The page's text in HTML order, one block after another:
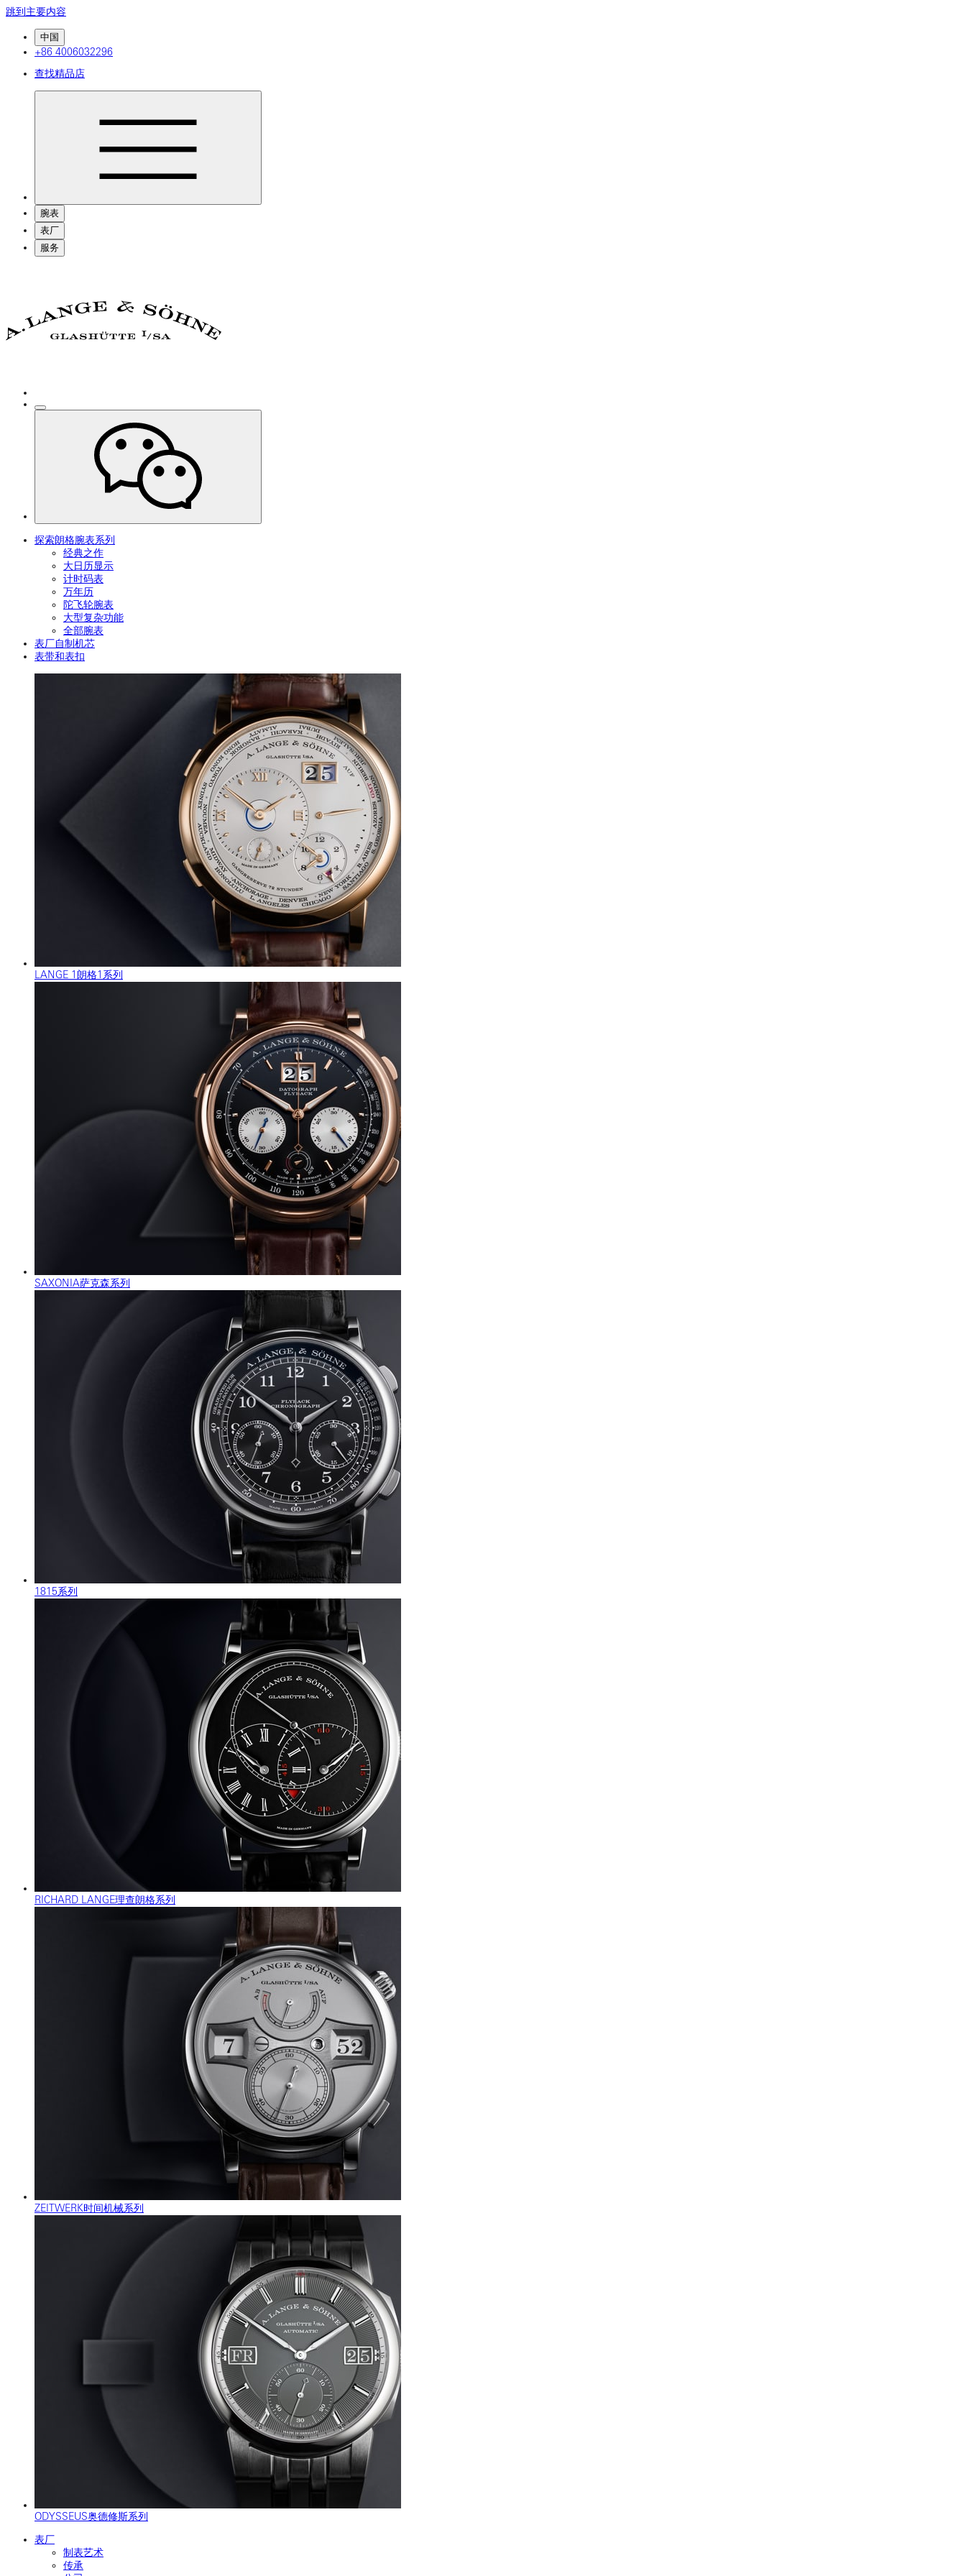
跳到主要内容
中国
+86 4006032296
查找精品店
腕表
表厂
服务
探索朗格腕表系列
经典之作
大日历显示
计时码表
万年历
陀飞轮腕表
大型复杂功能
全部腕表
表厂自制机芯
表带和表扣
LANGE 1朗格1系列
SAXONIA萨克森系列
1815系列
RICHARD LANGE理查朗格系列
ZEITWERK时间机械系列
ODYSSEUS奥德修斯系列
表厂
制表艺术
传承